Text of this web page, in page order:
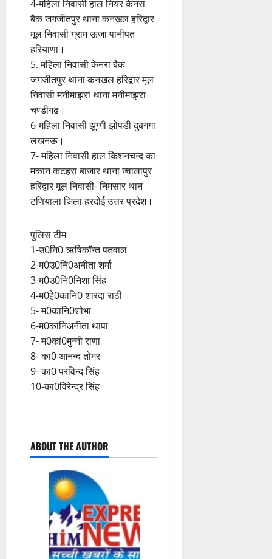
4-महिला निवासी हाल नियर केनरा
बैक जगजीतपुर थाना कनखल हरिद्वार
मूल निवासी ग्राम ऊजा पानीपत
हरियाणा।
5. महिला निवासी केनरा बैक
जगजीतपुर थाना कनखल हरिद्वार मूल
निवासी मनीमाझरा थाना मनीमाझरा
चण्डीगढ।
6-महिला निवासी झुग्गी झोपडी दुबगगा
लखनऊ।
7- महिला निवासी हाल किशनचन्द का
मकान कटहरा बाजार थाना ज्वालापुर
हरिद्वार मूल निवासी- निमसार थान
टणियाला जिला हरदोई उत्तर प्रदेश।
पुलिस टीम
1-उ0नि0 ऋषिकॉन्त पतवाल
2-म0उ0नि0अनीता शर्मा
3-म0उ0नि0निशा सिंह
4-म0हे0कानि0 शारदा राठी
5- म0कानि0शोभा
6-म0कानिअनीता थापा
7- म0कां0मुन्नी राणा
8- का0 आनन्द तोमर
9- का0 परविन्द सिंह
10-का0विरेन्द्र सिंह
o
ABOUT THE AUTHOR